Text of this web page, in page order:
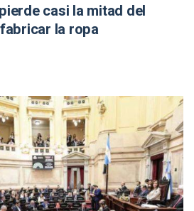
casi la mitad del
la ropa